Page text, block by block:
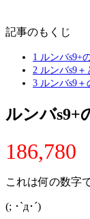
記事のもくじ
1 ルンバs9+
2 ルンバs9
3 ルンバs9
ルンバs9+
186,780
これは何の数字
(; ･`д･´)